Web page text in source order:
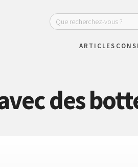
ARTICLES
des